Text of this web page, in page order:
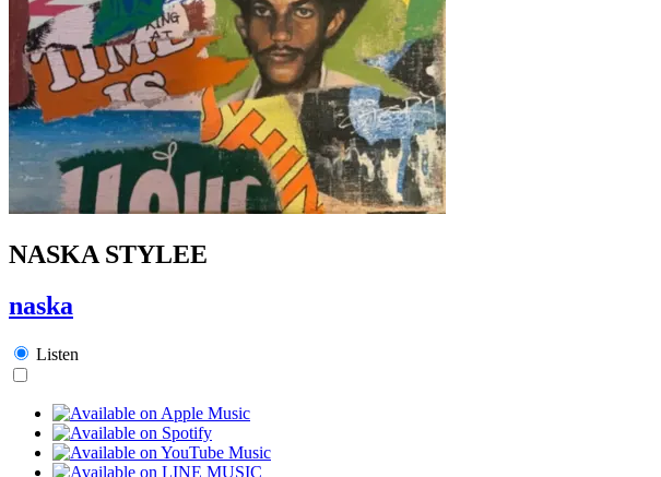
NASKA STYLEE
naska
Listen